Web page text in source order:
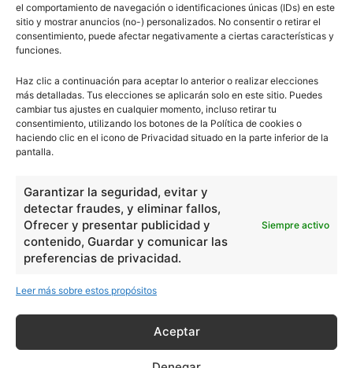
el comportamiento de navegación o identificaciones únicas (IDs) en este
sitio y mostrar anuncios (no-) personalizados. No consentir o retirar el
consentimiento, puede afectar negativamente a ciertas características y
funciones.
Haz clic a continuación para aceptar lo anterior o realizar elecciones
más detalladas. Tus elecciones se aplicarán solo en este sitio. Puedes
cambiar tus ajustes en cualquier momento, incluso retirar tu
consentimiento, utilizando los botones de la Política de cookies o
haciendo clic en el icono de Privacidad situado en la parte inferior de la
pantalla.
Garantizar la seguridad, evitar y
detectar fraudes, y eliminar fallos,
Ofrecer y presentar publicidad y
contenido, Guardar y comunicar las
preferencias de privacidad.
Siempre activo
Leer más sobre estos propósitos
Aceptar